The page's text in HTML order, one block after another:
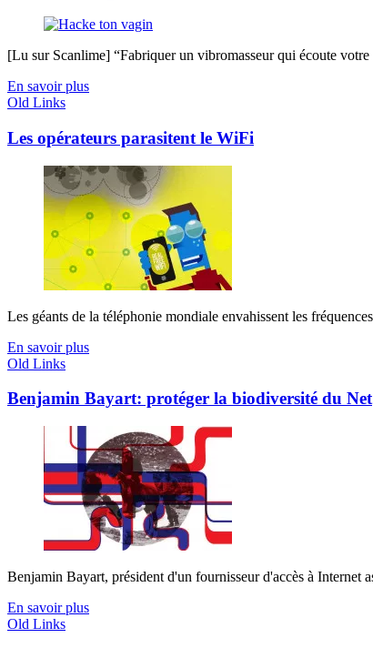
[Lu sur Scanlime] “Fabriquer un vibromasseur qui écoute
En savoir plus
Old Links
Les opérateurs parasitent le WiFi
Les géants de la téléphonie mondiale envahissent les
En savoir plus
Old Links
Benjamin Bayart: protéger la biodiversité du Net
Benjamin Bayart, président d'un fournisseur d'accès à Internet
En savoir plus
Old Links